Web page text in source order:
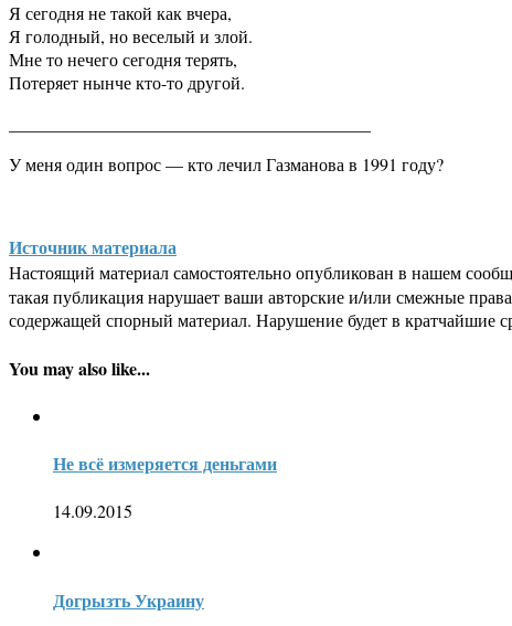
Я сегодня не такой как вчера,
Я голодный, но веселый и злой.
Мне то нечего сегодня терять,
Потеряет нынче кто-то другой.
У меня один вопрос — кто лечил Газманова в 1991 году?
Источник материала
Настоящий материал самостоятельно опубликован в нашем
такая публикация нарушает ваши авторские и/или смежные
содержащей спорный материал. Нарушение будет в кратчайшие
You may also like...
Не всё измеряется деньгами
14.09.2015
Догрызть Украину